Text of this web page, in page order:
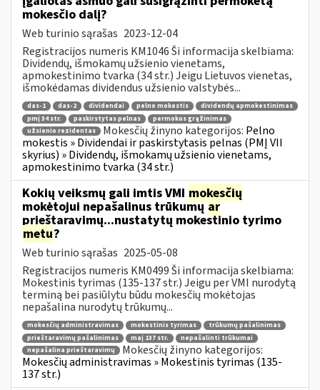
mokesčio dalį?
Web turinio sąrašas 2023-12-04
Registracijos numeris KM1046 Ši informacija skelbiama:
Dividendų, išmokamų užsienio vienetams,
apmokestinimo tvarka (34 str.) Jeigu Lietuvos vienetas,
išmokėdamas dividendus užsienio valstybės...
das-1 das-2 dividendai pelno mokestis
dividendų apmokestinimas
pmį 34 str.
paskirstytas pelnas
permokos grąžinimas
užsienio rezidentas
Mokesčių žinyno kategorijos: Pelno
mokestis » Dividendai ir paskirstytasis pelnas (PMĮ VII
skyrius) » Dividendų, išmokamų užsienio vienetams,
apmokestinimo tvarka (34 str.)
Kokių veiksmų gali imtis VMI mokesčių
mokėtojui nepašalinus trūkumųar
prieštaravimų...nustatytų mokestinio tyrimo
metu?
Web turinio sąrašas 2025-05-08
Registracijos numeris KM0499 Ši informacija skelbiama:
Mokestinis tyrimas (135-137 str.) Jeigu per VMI nurodytą
terminą bei pasiūlytu būdu mokesčių mokėtojas
nepašalina nurodytų trūkumų...
mokesčių administravimas mokestinis tyrimas
trūkumų pašalinimas
prieštaravimų pašalinimas
maį 137 str.
nepašalinti trūkumai
nepašalina prieštaravimų
Mokesčių žinyno kategorijos:
Mokesčių administravimas » Mokestinis tyrimas (135-
137 str.)